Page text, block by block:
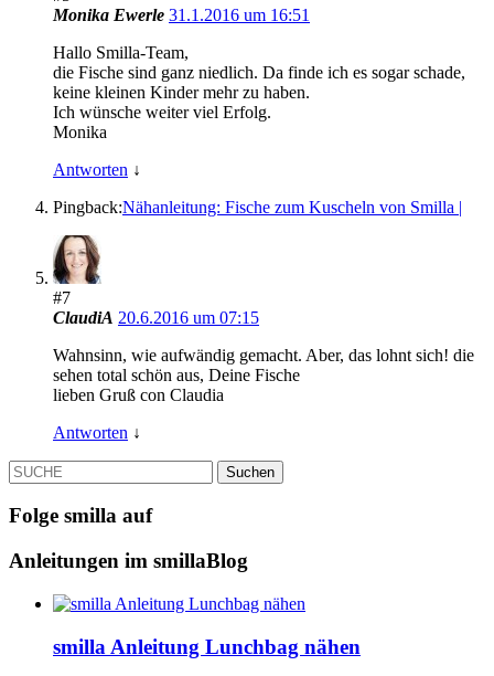
Monika Ewerle 31.1.2016 um 16:51
Hallo Smilla-Team,
die Fische sind ganz niedlich. Da finde ich es sogar schade,
keine kleinen Kinder mehr zu haben.
Ich wünsche weiter viel Erfolg.
Monika
Antworten ↓
Pingback:Nähanleitung: Fische zum Kuscheln von Smilla |
#7
ClaudiA 20.6.2016 um 07:15
Wahnsinn, wie aufwändig gemacht. Aber, das lohnt sich! die
sehen total schön aus, Deine Fische
lieben Gruß con Claudia
Antworten ↓
SUCHE
Folge smilla auf
Anleitungen im smillaBlog
smilla Anleitung Lunchbag nähen